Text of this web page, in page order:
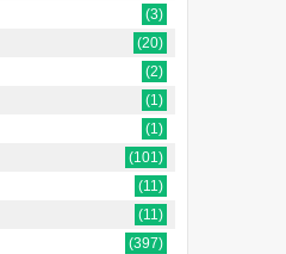
(3)
(20)
(2)
(1)
(1)
(101)
(11)
(11)
(397)